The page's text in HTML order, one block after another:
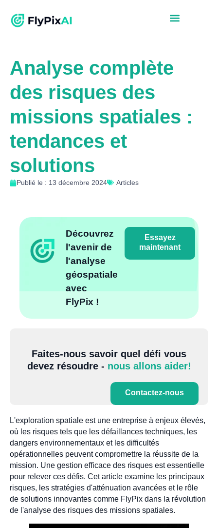
Analyse complète
des risques des
missions spatiales :
tendances et
solutions
Publié le : 13 décembre 2024 Articles
Découvrez
l'avenir de
l'analyse
géospatiale
avec
FlyPix !
Essayez
maintenant
Faites-nous savoir quel défi vous
devez résoudre - nous allons aider!
Contactez-nous
L'exploration spatiale est une entreprise à enjeux élevés,
où les risques tels que les défaillances techniques, les
dangers environnementaux et les difficultés
opérationnelles peuvent compromettre la réussite de la
mission. Une gestion efficace des risques est essentielle
pour relever ces défis. Cet article examine les principaux
risques, les stratégies d'atténuation avancées et le rôle
de solutions innovantes comme FlyPix dans la révolution
de l'analyse des risques des missions spatiales.